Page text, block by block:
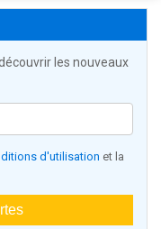
les nouveaux
d'utilisation et la